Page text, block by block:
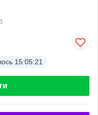
15:05:20